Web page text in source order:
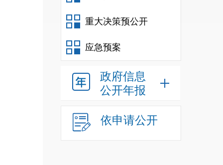
重大决策预公开
应急预案
政府信息
公开年报
依申请公开